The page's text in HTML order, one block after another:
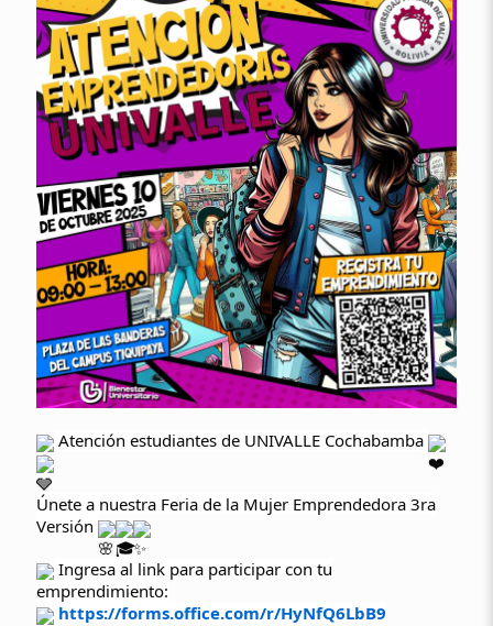
Atención estudiantes de UNIVALLE Cochabamba
Únete a nuestra Feria de la Mujer Emprendedora 3ra
Versión
Ingresa al link para participar con tu
emprendimiento:
https://forms.office.com/r/HyNfQ6LbB9